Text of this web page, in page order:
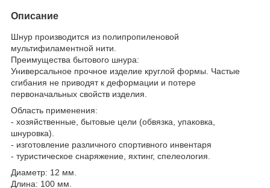
Описание
Шнур производится из полипропиленовой
мультифиламентной нити.
Преимущества бытового шнура:
Универсальное прочное изделие круглой формы. Частые
сгибания не приводят к деформации и потере
первоначальных свойств изделия.
Область применения:
- хозяйственные, бытовые цели (обвязка, упаковка,
шнуровка).
- изготовление различного спортивного инвентаря
- туристическое снаряжение, яхтинг, спелеология.
Диаметр: 12 мм.
Длина: 100 мм.